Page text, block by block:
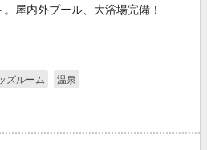
。屋内外プール、大浴場完備！
ズルーム 温泉